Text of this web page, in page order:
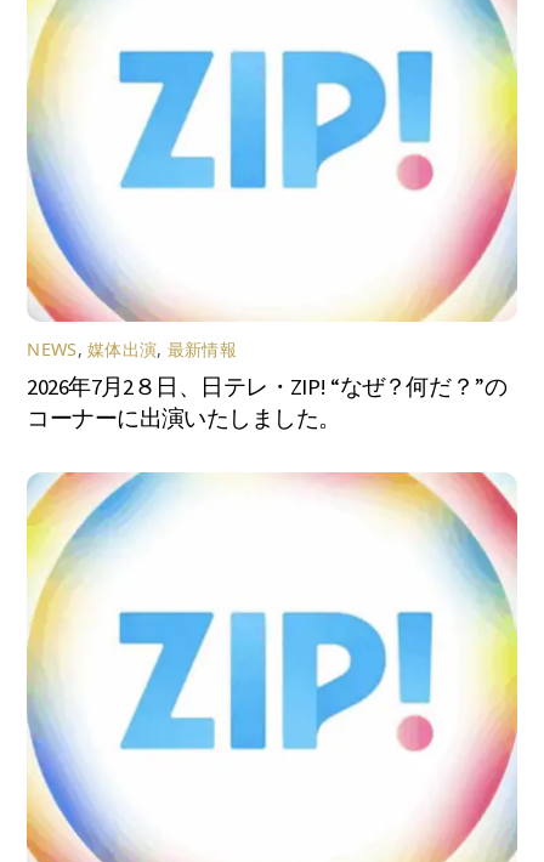
NEWS,媒体出演, 最新情報
2026年7月2８日、日テレ・ZIP! “なぜ？何だ？”の
コーナーに出演いたしました。